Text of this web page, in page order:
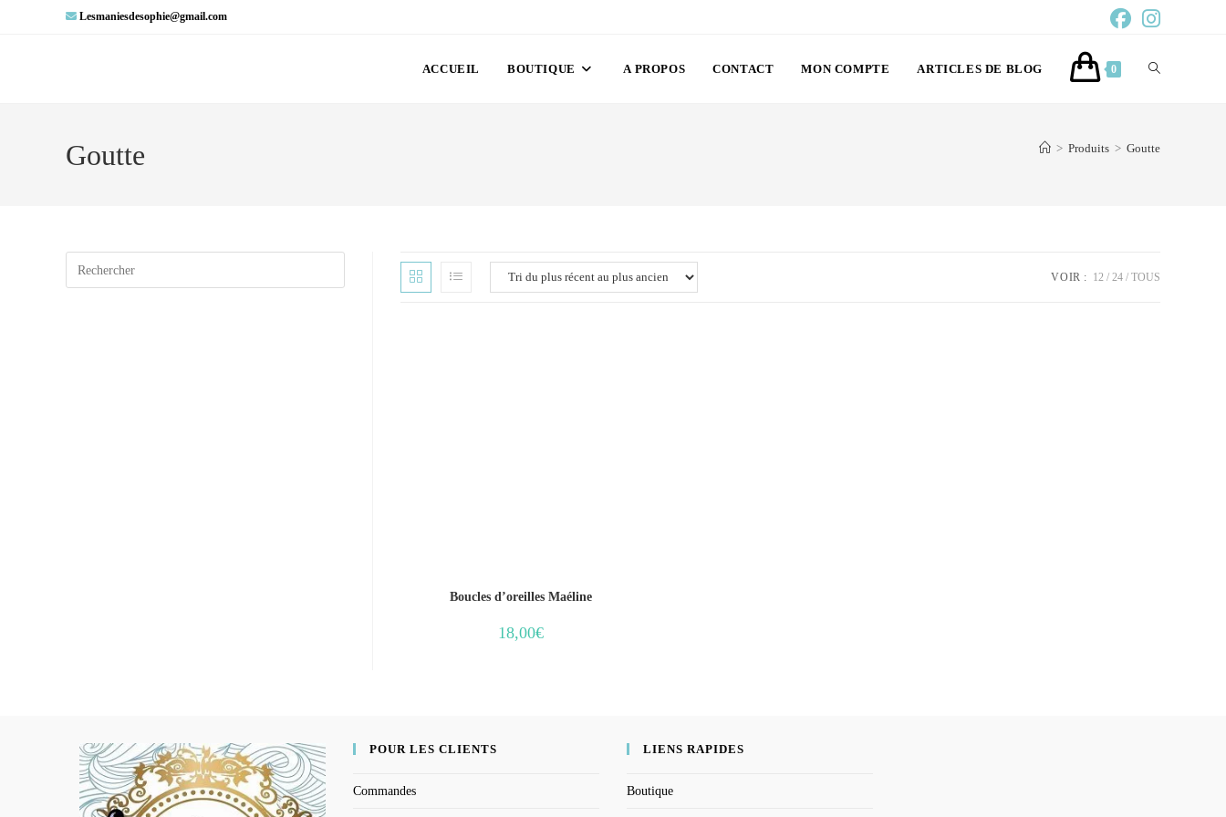
Lesmaniesdesophie@gmail.com
ACCUEIL BOUTIQUE A PROPOS CONTACT MON COMPTE ARTICLES DE BLOG 0
Goutte > Produits > Goutte
VOIR : 12 24 TOUS
Boucles d’oreilles Maéline
18,00€
POUR LES CLIENTS
Commandes
LIENS RAPIDES
Boutique